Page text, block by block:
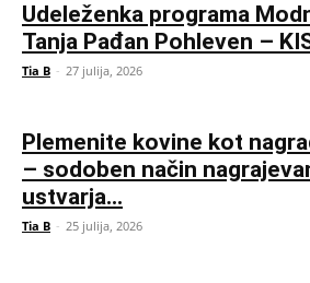
Udeleženka programa
Tanja Pađan Pohleven –
Tia B - 27 julija, 2026
Plemenite kovine kot
– sodoben način
ustvarja...
Tia B - 25 julija, 2026